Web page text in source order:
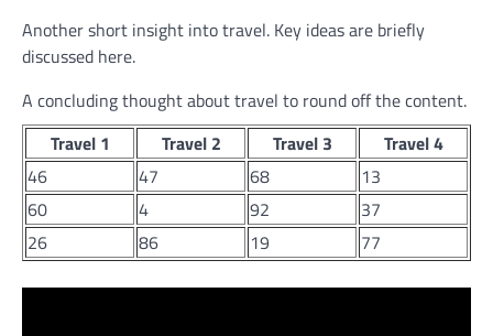
Another short insight into travel. Key ideas are briefly
discussed here.
A concluding thought about travel to round off the content.
Travel 1
Travel 2 Travel 3
Travel 4
46
47 68
13
60
4 92
37
26
86 19 77